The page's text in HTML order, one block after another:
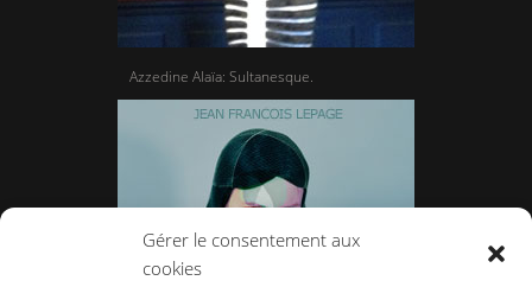
Gérer le consentement aux
cookies
Azzedine Alaïa: Sultanesque.